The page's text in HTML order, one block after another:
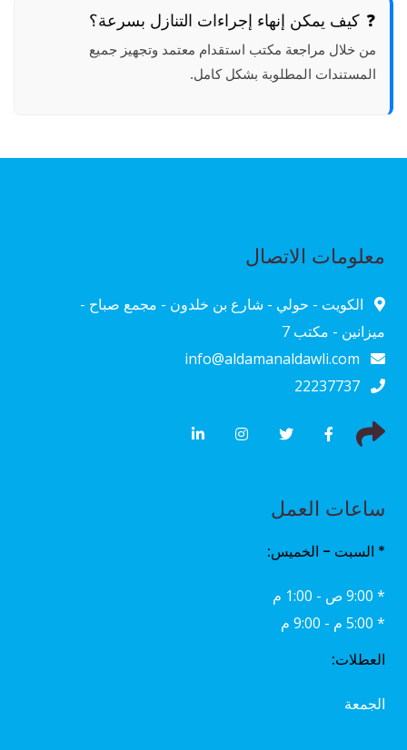
كيف يمكن إنهاء إجراءات التنازل بسرعة؟
من خلال مراجعة مكتب استقدام معتمد وتجهيز جميع
المستندات المطلوبة بشكل كامل.
معلومات الاتصال
الكويت - حولي - شارع بن خلدون - مجمع صباح -
ميزانين - مكتب 7
ساعات العمل
* السبت - الخميس:
* 9:00 ص - 1:00 م
* 5:00 م - 9:00 م
العطلات:
الجمعة